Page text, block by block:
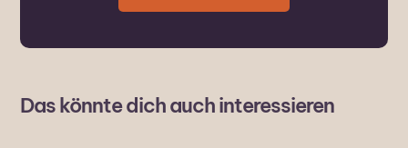
Das könnte dich auch interessieren